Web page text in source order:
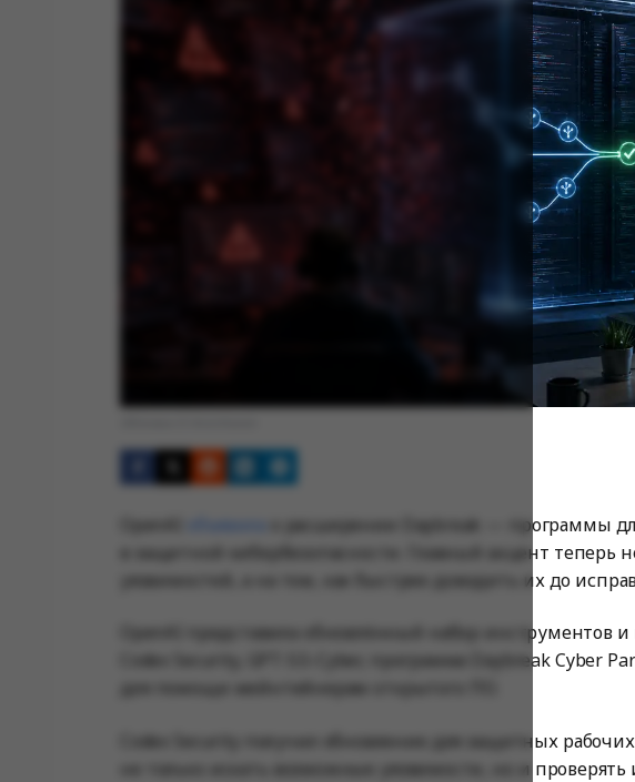
о расширении Daybreak — программы
в защитной кибербезопасности. Главный акцент
уязвимостей, а на том, как быстрее доводить их до
OpenAI представила обновлённый набор инструментов
Codex Security, GPT-5.5-Cyber, программа Daybreak Cyber
для помощи мейнтейнерам открытого ПО.
Codex Security получил обновление для защитных
не только искать возможные уязвимости, но и